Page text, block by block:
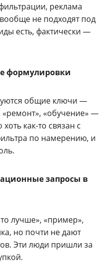
реклама
не подходят под
есть, фактически —
формулировки
общие ключи —
«ремонт», «обучение» —
как-то связан с
по намерению, и
запросы в
лучше», «пример»,
но почти не дают
Эти люди пришли за